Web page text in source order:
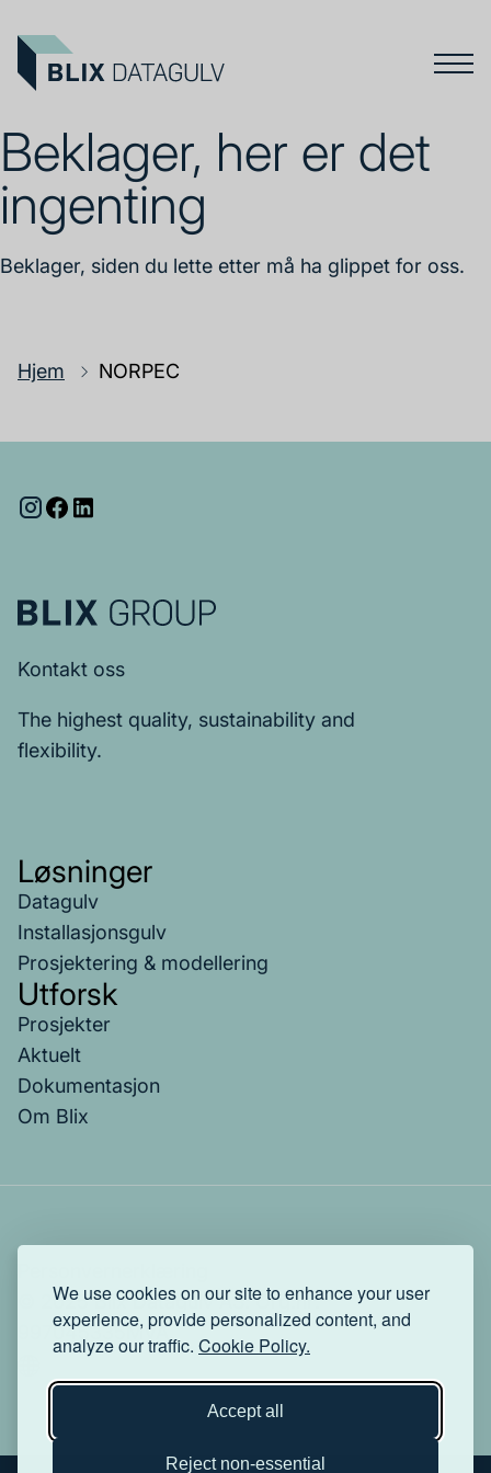
We use cookies on our site to enhance your user
experience, provide personalized content, and
analyze our traffic. Cookie Policy.
Accept all
Reject non-essential
Beklager, her er det
ingenting
Beklager, siden du lette etter må ha glippet for oss.
Hjem NORPEC
Kontakt oss
The highest quality, sustainability and
flexibility.
Løsninger
Datagulv
Installasjonsgulv
Prosjektering & modellering
Utforsk
Prosjekter
Aktuelt
Dokumentasjon
Om Blix
© 2025 Blix Datagulv AS. Org.nr:
997045335MVA.